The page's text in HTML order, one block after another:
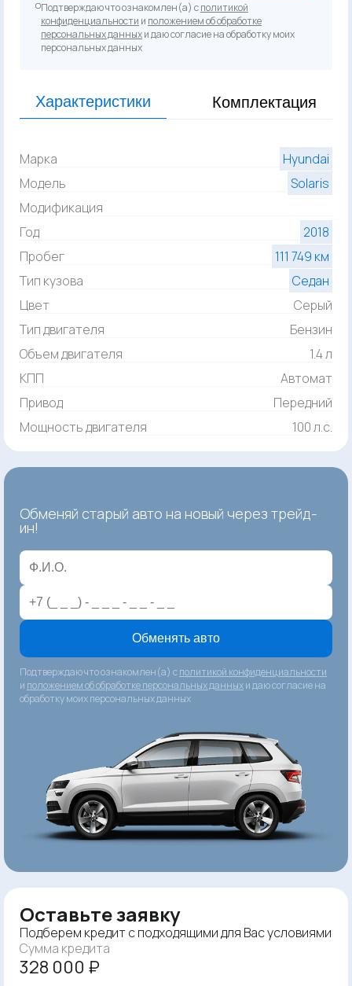
Подтверждаю что ознакомлен(а) сполитикой
конфиденциальности и положением об обработке
персональных данныхи даю согласие на обработку моих
персональных данных
Характеристики Комплектация
Марка
Hyundai
Модель
Solaris
Модификация
Год
2018
Пробег
111 749 км
Тип кузова
Седан
Цвет
Серый
Тип двигателя
Бензин
Объем двигателя
1.4 л
КПП
Автомат
Привод
Передний
Мощность двигателя
100 л.с.
Обменяй старый авто на новый через трейд-
ин!
Обменять авто
Подтверждаю что ознакомлен(а) сполитикой конфиденциальности
и положением об обработке персональных данныхи даю согласие на
обработку моих персональных данных
Оставьте заявку
Подберем кредит с подходящими для Вас условиями
Сумма кредита
328 000 ₽